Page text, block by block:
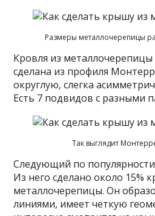
Размеры металлочерепицы
Кровля из металлочерепицы
сделана из профиля
округлую, слегка
Есть 7 подвидов с разными
Так выглядит
Следующий по
Из него сделано около 15%
металлочерепицы. Он
линиями, имеет четкую